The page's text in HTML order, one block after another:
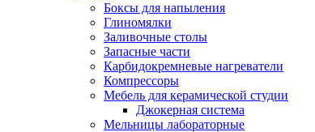
Боксы для напыления
Глиномялки
Заливочные столы
Запасные части
Карбидокремневые нагреватели
Компрессоры
Мебель для керамической студии
Джокерная система
Мельницы лабораторные